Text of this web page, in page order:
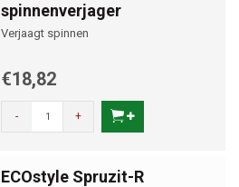
spinnenverjager
Verjaagt spinnen
€18,82
- +
ECOstyle Spruzit-R